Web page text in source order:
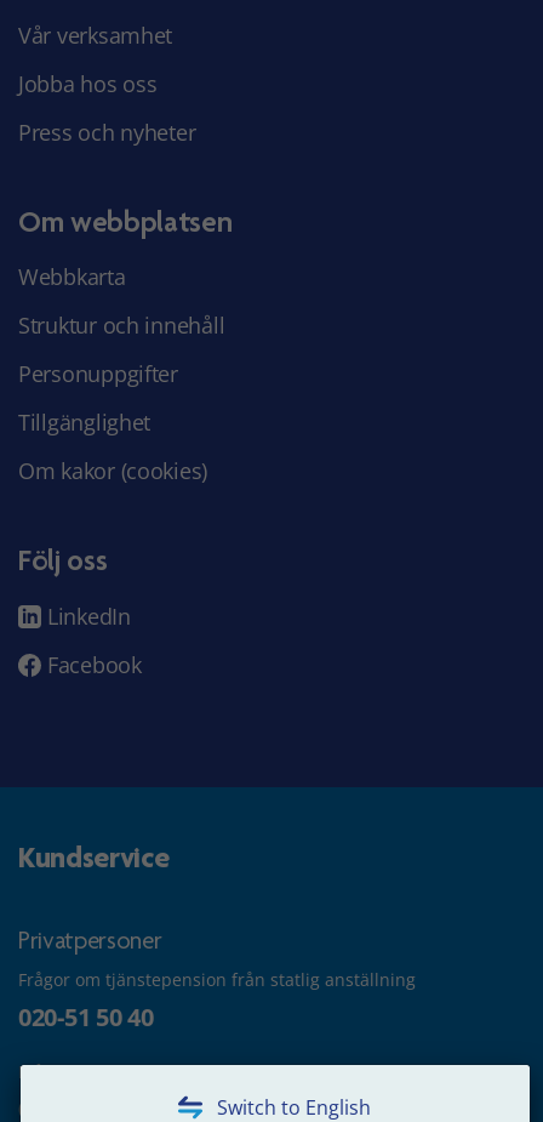
Switch to English
Vår verksamhet
Jobba hos oss
Press och nyheter
Om webbplatsen
Webbkarta
Struktur och innehåll
Personuppgifter
Tillgänglighet
Om kakor (cookies)
Följ oss
LinkedIn
Facebook
Kundservice
Privatpersoner
Frågor om tjänstepension från statlig anställning
020-51 50 40
Frågor om utbetalning
020-65 00 65